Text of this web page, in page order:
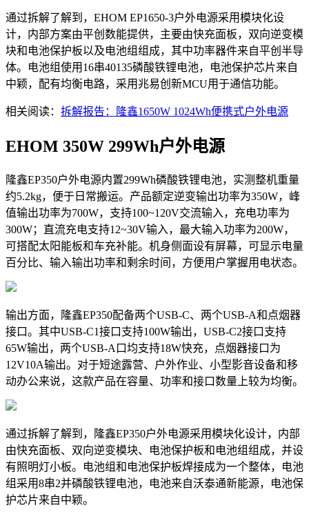
通过拆解了解到，EHOM EP1650-3户外电源采用模块化设
计，内部方案由平创数能提供，主要由快充面板，双向逆变模
块和电池保护板以及电池组组成，其中功率器件来自平创半导
体。电池组使用16串40135磷酸铁锂电池，电池保护芯片来自
中颖，配有均衡电路，采用兆易创新MCU用于通信功能。
相关阅读： 拆解报告：隆鑫1650W 1024Wh便携式户外电源
EHOM 350W 299Wh户外电源
隆鑫EP350户外电源内置299Wh磷酸铁锂电池，实测整机重量
约5.2kg，便于日常搬运。产品额定逆变输出功率为350W，峰
值输出功率为700W，支持100~120V交流输入，充电功率为
300W；直流充电支持12~30V输入，最大输入功率为200W，
可搭配太阳能板和车充补能。机身侧面设有屏幕，可显示电量
百分比、输入输出功率和剩余时间，方便用户掌握用电状态。
输出方面，隆鑫EP350配备两个USB-C、两个USB-A和点烟器
接口。其中USB-C1接口支持100W输出，USB-C2接口支持
65W输出，两个USB-A口均支持18W快充，点烟器接口为
12V10A输出。对于短途露营、户外作业、小型影音设备和移
动办公来说，这款产品在容量、功率和接口数量上较为均衡。
通过拆解了解到，隆鑫EP350户外电源采用模块化设计，内部
由快充面板、双向逆变模块、电池保护板和电池组组成，并设
有照明灯小板。电池组和电池保护板焊接成为一个整体，电池
组采用8串2并磷酸铁锂电池，电池来自沃泰通新能源，电池保
护芯片来自中颖。